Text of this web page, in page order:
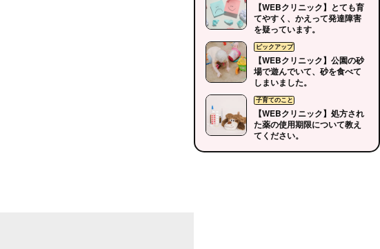
【WEBクリニック】とても育
てやすく、かえって発達障害
を疑っています。
【WEBクリニック】公園の砂
場で遊んでいて、砂を食べて
しまいました。
【WEBクリニック】処方され
た薬の使用期限について教え
てください。